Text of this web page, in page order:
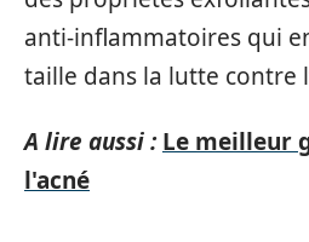
anti-inflammatoires qui
taille dans la lutte contre
A lire aussi : Le meilleur
l'acné